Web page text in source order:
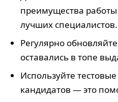
преимущества
лучших специалистов.
Регулярно
оставались в топе
Используйте
кандидатов — это